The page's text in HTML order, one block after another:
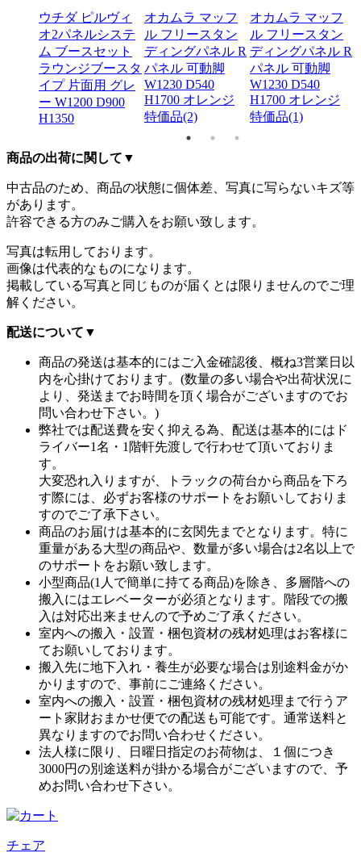
ウチダ ピルヴィ
オ2パネルシステ
ム ブースセット
ラウンジブースタ
イプ 片面用 グレ
ー W1200 D900
H1350
オカムラ マッフ
ル フリースタン
ディングパネル R
パネル 可動脚
W1230 D540
H1700 オレンジ
特価品(2)
オカムラ マッフ
ル フリースタン
ディングパネル R
パネル 可動脚
W1230 D540
H1700 オレンジ
特価品(1)
商品の出荷に関して ▼
中古品のため、商品の状態に個体差、写真に写らないキズ等
があります。
許容できる方のみご購入をお願い致します。
写真は転用しております。
画像は代表的なものになります。
掲載している写真と同じものが届くとは限りませんのでご理
解ください。
配送について ▼
商品の発送は基本的にはご入金確認後、概ね3営業日以
内を心掛けております。(数量の多い場合や出荷状況に
より、発送までお時間を頂く場合がございますのでお
問い合わせ下さい。)
弊社では配送費を安く抑える為、配送は基本的にはド
ライバー1名・1階軒先渡しで行わせて頂いておりま
す。
大変恐れ入りますが、トラックの荷台から商品を下ろ
す際には、必ずお客様のサポートをお願いしておりま
すのでご了承下さい。
商品のお届けは基本的に玄関先までとなります。特に
重量がある大型の商品や、数量が多い場合は2名以上で
のサポートをお願い致します。
小型商品(1人で簡単に持てる商品)を除き、多層階への
搬入にはエレベーターが必須となります。階段での搬
入は対応出来ませんので予めご了承ください。
室内への搬入・設置・梱包資材の残材処理はお客様に
てお願いしております。
搬入先に地下入れ・養生が必要な場合は別途料金がか
かりますので、事前にご連絡ください。
室内への搬入・設置・梱包資材の残材処理まで行うア
ート家財おまかせ便での配送も可能です。通常送料と
異なりますのでお問い合わせください。
法人様に限り、日曜日指定のお荷物は、１個につき
3000円の別途送料が掛かる場合がございますので、予
めお問い合わせ下さい。
チェア